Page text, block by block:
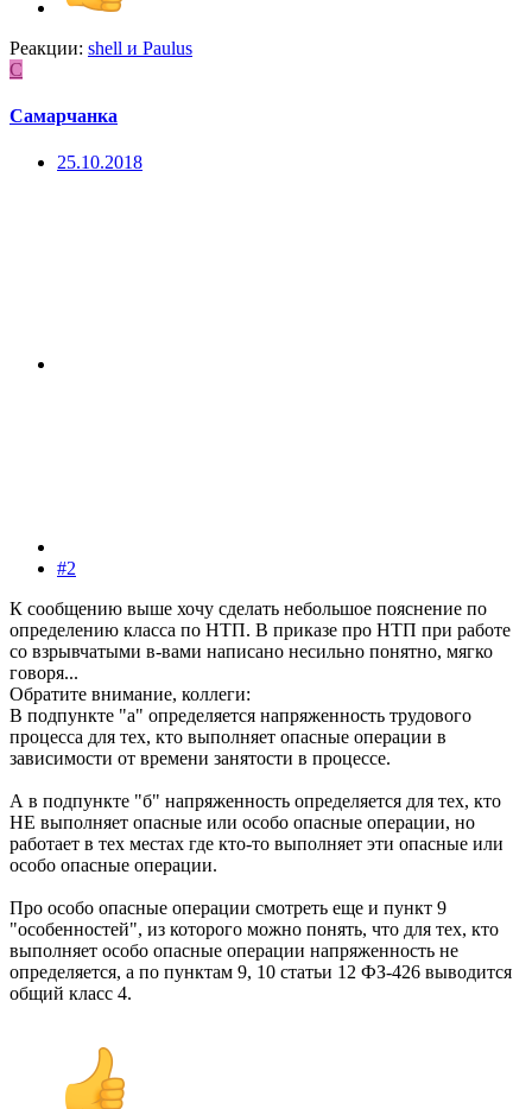
Реакции: shell и Paulus
С
Самарчанка
25.10.2018
#2
К сообщению выше хочу сделать небольшое пояснение по
определению класса по НТП. В приказе про НТП при работе
со взрывчатыми в-вами написано несильно понятно, мягко
говоря...
Обратите внимание, коллеги:
В подпункте "а" определяется напряженность трудового
процесса для тех, кто выполняет опасные операции в
зависимости от времени занятости в процессе.
А в подпункте "б" напряженность определяется для тех, кто
НЕ выполняет опасные или особо опасные операции, но
работает в тех местах где кто-то выполняет эти опасные или
особо опасные операции.
Про особо опасные операции смотреть еще и пункт 9
"особенностей", из которого можно понять, что для тех, кто
выполняет особо опасные операции напряженность не
определяется, а по пунктам 9, 10 статьи 12 ФЗ-426 выводится
общий класс 4.